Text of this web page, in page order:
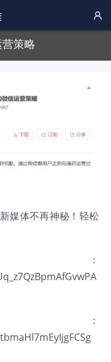

策略
媒体不再神秘！轻松
：
：